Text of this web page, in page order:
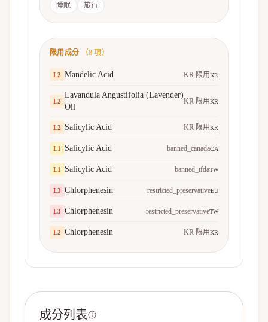
睡眠 旅行
限用成分 （8 項）
L2 Mandelic Acid KR 限用KR
L2
Lavandula Angustifolia (Lavender)
Oil
KR 限用KR
L2 Salicylic Acid KR 限用KR
L1 Salicylic Acid banned_canadaCA
L1 Salicylic Acid banned_tfdaTW
L3 Chlorphenesin restricted_preservativeEU
L3 Chlorphenesin restricted_preservativeTW
L2 Chlorphenesin KR 限用KR
成分列表